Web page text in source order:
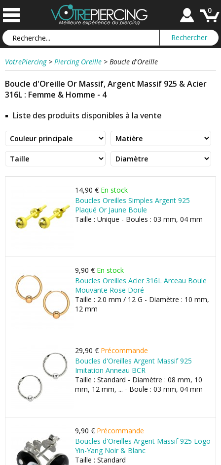
0
VotrePiercing > Piercing Oreille > Boucle d'Oreille
Boucle d'Oreille Or Massif, Argent Massif 925 & Acier
316L : Femme & Homme - 4
Liste des produits disponibles à la vente
14,90 € En stock
Boucles Oreilles Simples Argent 925
Plaqué Or Jaune Boule
Taille : Unique - Boules : 03 mm, 04 mm
9,90 € En stock
Boucles Oreilles Acier 316L Arceau Boule
Mouvante Rose Doré
Taille : 2.0 mm / 12 G - Diamètre : 10 mm,
12 mm
29,90 € Précommande
Boucles d'Oreilles Argent Massif 925
Imitation Anneau BCR
Taille : Standard - Diamètre : 08 mm, 10
mm, 12 mm, ... - Boule : 03 mm, 04 mm
9,90 € Précommande
Boucles d'Oreilles Argent Massif 925 Logo
Yin-Yang Noir & Blanc
Taille : Standard